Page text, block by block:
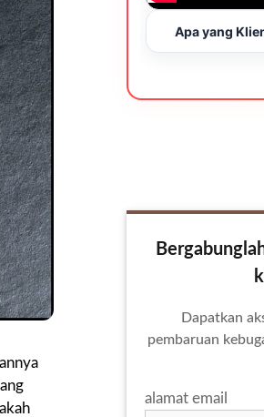
Apa yang
Dapatkan
pembaruan
alamat email